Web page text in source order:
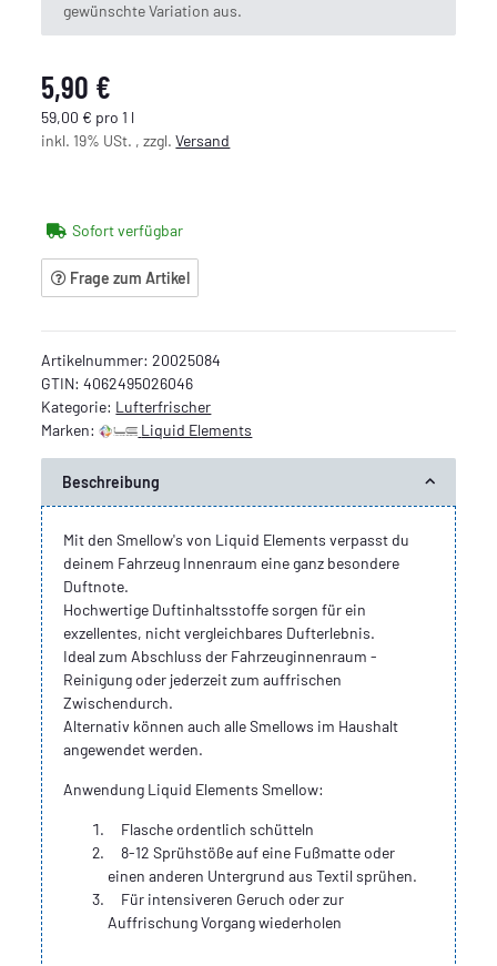
gewünschte Variation aus.
5,90 €
59,00 € pro 1 l
inkl. 19% USt. , zzgl.Versand
Sofort verfügbar
Frage zum Artikel
Artikelnummer:20025084
GTIN: 4062495026046
Kategorie: Lufterfrischer
Marken:
Liquid Elements
Beschreibung
Mit den Smellow's von Liquid Elements verpasst du
deinem Fahrzeug Innenraum eine ganz besondere
Duftnote.
Hochwertige Duftinhaltsstoffe sorgen für ein
exzellentes, nicht vergleichbares Dufterlebnis.
Ideal zum Abschluss der Fahrzeuginnenraum -
Reinigung oder jederzeit zum auffrischen
Zwischendurch.
Alternativ können auch alle Smellows im Haushalt
angewendet werden.
Anwendung Liquid Elements Smellow:
Flasche ordentlich schütteln
8-12 Sprühstöße auf eine Fußmatte oder
einen anderen Untergrund aus Textil sprühen.
Für intensiveren Geruch oder zur
Auffrischung Vorgang wiederholen